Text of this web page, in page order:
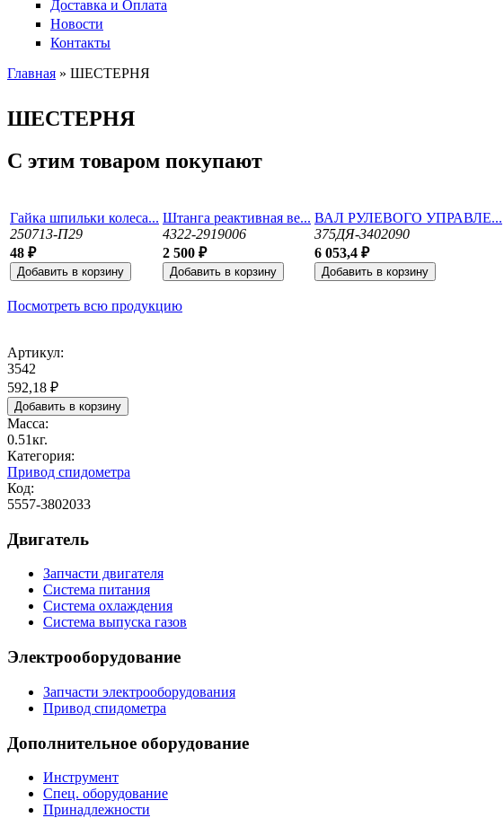
Доставка и Оплата
Новости
Контакты
Главная » ШЕСТЕРНЯ
ШЕСТЕРНЯ
С этим товаром покупают
Гайка шпильки колеса...
250713-П29
48 ₽
Штанга реактивная ве...
4322-2919006
2 500 ₽
ВАЛ РУЛЕВОГО УПРАВЛЕ...
375ДЯ-3402090
6 053,4 ₽
Посмотреть всю продукцию
Артикул:
3542
592,18 ₽
Масса:
0.51кг.
Категория:
Привод спидометра
Код:
5557-3802033
Двигатель
Запчасти двигателя
Система питания
Система охлаждения
Система выпуска газов
Электрооборудование
Запчасти электрооборудования
Привод спидометра
Дополнительное оборудование
Инструмент
Спец. оборудование
Принадлежности